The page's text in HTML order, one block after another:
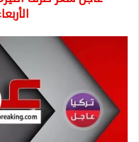
الأربعاء 28/
الروسي
لنقطة
المراقبة
التركية